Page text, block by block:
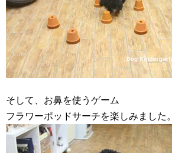
そして、お鼻を使うゲーム
フラワーポッドサーチを楽しみました。